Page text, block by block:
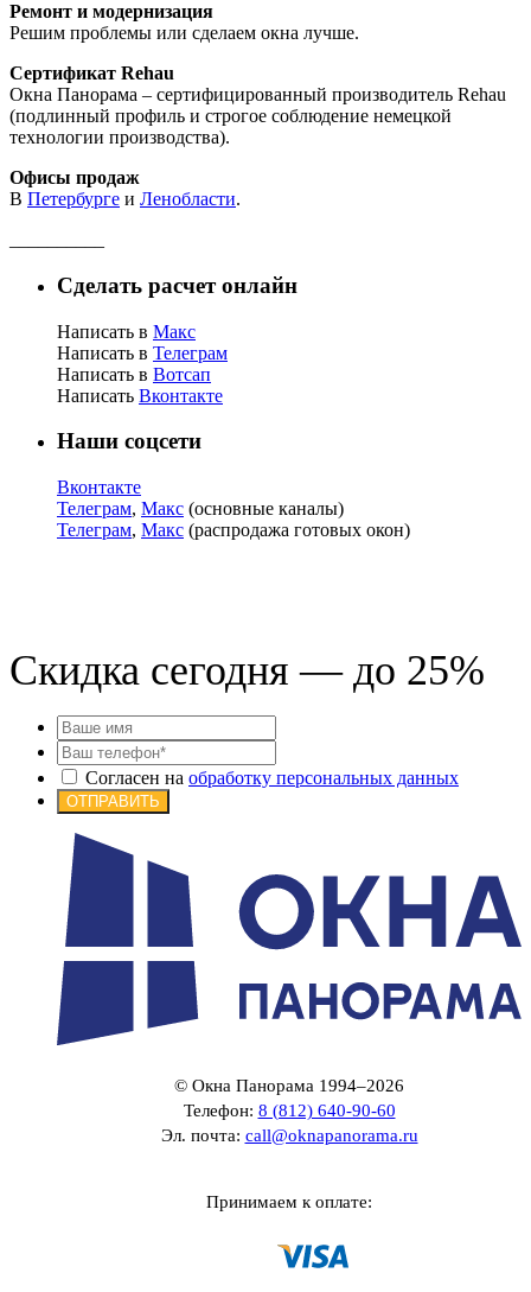
Ремонт и модернизация
Решим проблемы или сделаем окна лучше.
Сертификат Rehau
Окна Панорама – сертифицированный производитель Rehau
(подлинный профиль и строгое соблюдение немецкой
технологии производства).
Офисы продаж
В Петербурге и Ленобласти.
Сделать расчет онлайн
Написать в Макс
Написать в Телеграм
Написать в Вотсап
Написать Вконтакте
Наши соцсети
Вконтакте
Телеграм, Макс (основные каналы)
Телеграм, Макс (распродажа готовых окон)
Скидка сегодня — до 25%
Согласен на обработку персональных данных
ОТПРАВИТЬ
© Окна Панорама 1994–2026
Телефон: 8 (812) 640-90-60
Эл. почта: call@oknapanorama.ru
Принимаем к оплате: